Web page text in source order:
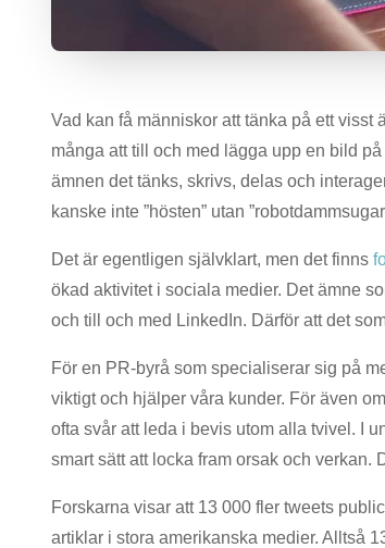
Vad kan få människor att tänka på ett visst
många att till och med lägga upp en bild
ämnen det tänks, skrivs, delas och
kanske inte ”hösten” utan
Det är egentligen självklart, men det finns
ökad aktivitet i sociala medier. Det ämne
och till och med LinkedIn. Därför att det
För en PR-byrå som specialiserar sig på
viktigt och hjälper våra kunder. För även
ofta svår att leda i bevis utom alla tvivel. I
smart sätt att locka fram orsak och verkan.
Forskarna visar att 13 000 fler tweets
artiklar i stora amerikanska medier. Alltså